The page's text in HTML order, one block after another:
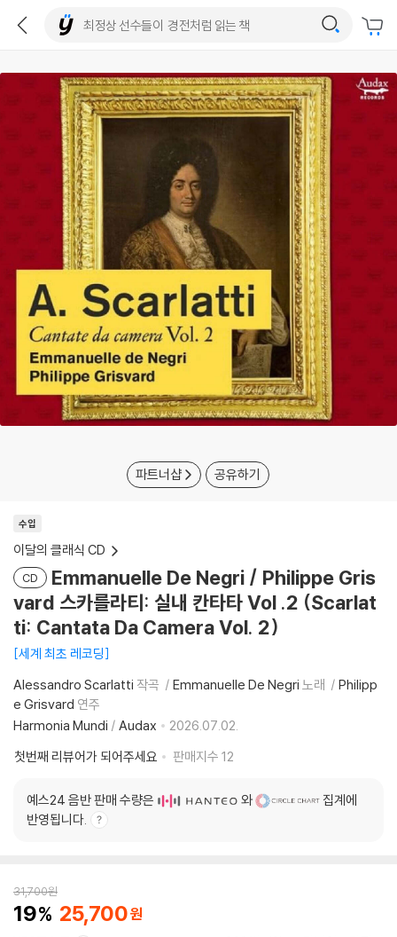
파트너샵 공유하기
수입
이달의 클래식 CD
CD
Emmanuelle De Negri / Philippe Gris
vard 스카를라티: 실내 칸타타 Vol .2 (Scarlat
ti: Cantata Da Camera Vol. 2)
세계 최초 레코딩
Alessandro Scarlatti 작곡 Emmanuelle De Negri 노래
Philipp
e Grisvard 연주
Harmonia Mundi / Audax
2026.07.02.
첫번째 리뷰어가 되어주세요
판매지수 12
예스24 음반 판매 수량은 와
집계에
반영됩니다.
31,700원
19 25,700